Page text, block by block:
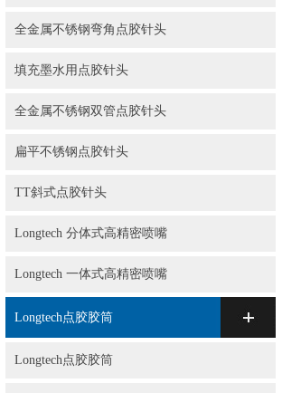
全金属不锈钢弯角点胶针头
填充墨水用点胶针头
全金属不锈钢双管点胶针头
扁平不锈钢点胶针头
TT斜式点胶针头
Longtech 分体式高精密喷嘴
Longtech 一体式高精密喷嘴
Longtech点胶胶筒
Longtech点胶胶筒